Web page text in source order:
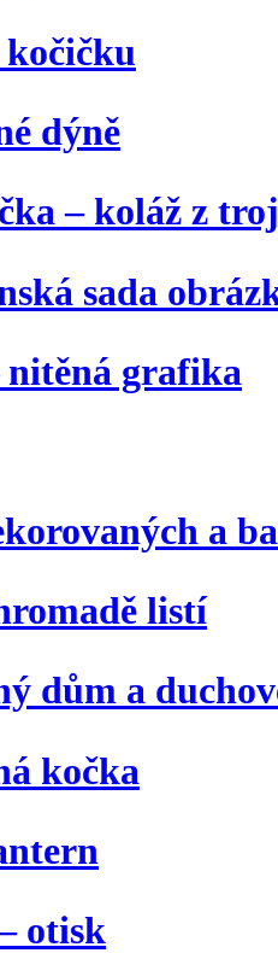
dýně
– koláž z
sada
nitěná grafika
a
listí
dům a
kočka
otisk